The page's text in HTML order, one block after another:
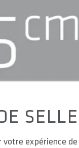
SELLE
expérience de